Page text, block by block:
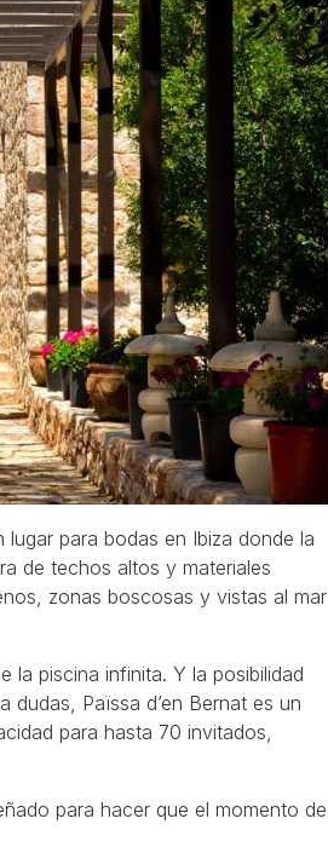
para bodas en Ibiza donde la
de techos altos y materiales
zonas boscosas y vistas al mar
la piscina infinita. Y la posibilidad
dudas, Païssa d’en Bernat es un
para hasta 70 invitados,
para hacer que el momento de